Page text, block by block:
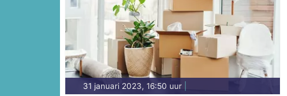
31 januari 2023, 16:50 uur